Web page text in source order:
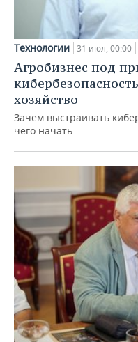
Технологии 31 июл, 00:00
Агробизнес под
хозяйство
Зачем выстраивать
чего начать